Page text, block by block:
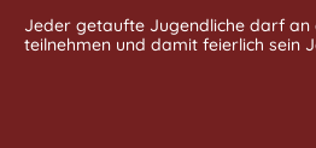
Jeder getaufte Jugendliche darf
teilnehmen und damit feierlich sein